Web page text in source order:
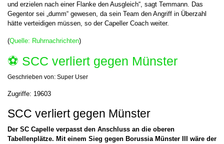
und erzielen nach einer Flanke den Ausgleich“, sagt Temmann. Das
Gegentor sei „dumm“ gewesen, da sein Team den Angriff in Überzahl
hätte verteidigen müssen, so der Capeller Coach weiter.
(Quelle: Ruhrnachrichten)
⚽️ SCC verliert gegen Münster
Geschrieben von: Super User
Zugriffe: 19603
SCC verliert gegen Münster
Der SC Capelle verpasst den Anschluss an die oberen
Tabellenplätze. Mit einem Sieg gegen Borussia Münster III wäre der